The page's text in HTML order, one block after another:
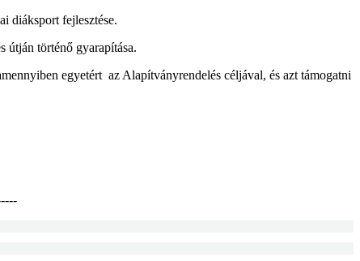
diáksport fejlesztése.
útján történő gyarapítása.
egyetért az Alapítványrendelés céljával, és azt támogatni